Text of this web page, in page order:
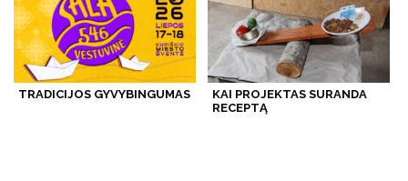
TRADICIJOS GYVYBINGUMAS
KAI PROJEKTAS SURANDA
RECEPTĄ